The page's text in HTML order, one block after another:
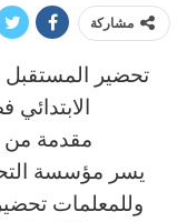
مشاركة
تحضير المستقبل
الابتدائي
مقدمة من
يسر مؤسسة
وللمعلمات